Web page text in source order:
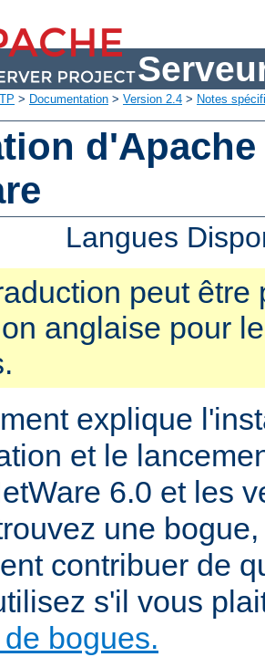
> Documentation > Version 2.4 > Notes
Langues
peut être
anglaise pour
explique
et le
6.0 et les
une
contribuer de
s'il vous
bogues.